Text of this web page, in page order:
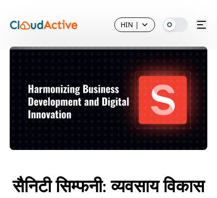
HIN |
सैनिटी सिम्फनी: व्यवसाय विकास